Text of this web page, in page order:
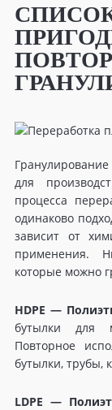
для
процесса
одинаково
зависит от
применения.
которые можно
HDPE —
бутылки для
Повторное
бутылки, трубы,
LDPE —